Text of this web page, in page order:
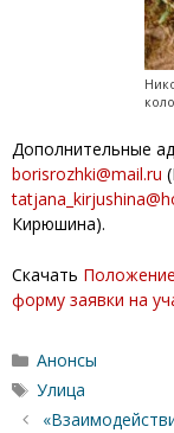
Дополнительные
borisrozhki@mail.ru
Кирюшина).
Скачать
форму заявки на
Рубрики
Анонсы
Метки
Улица